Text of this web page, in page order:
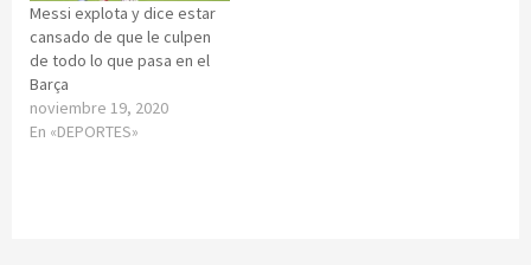
Messi explota y dice estar
cansado de que le culpen
de todo lo que pasa en el
Barça
noviembre 19, 2020
En «DEPORTES»